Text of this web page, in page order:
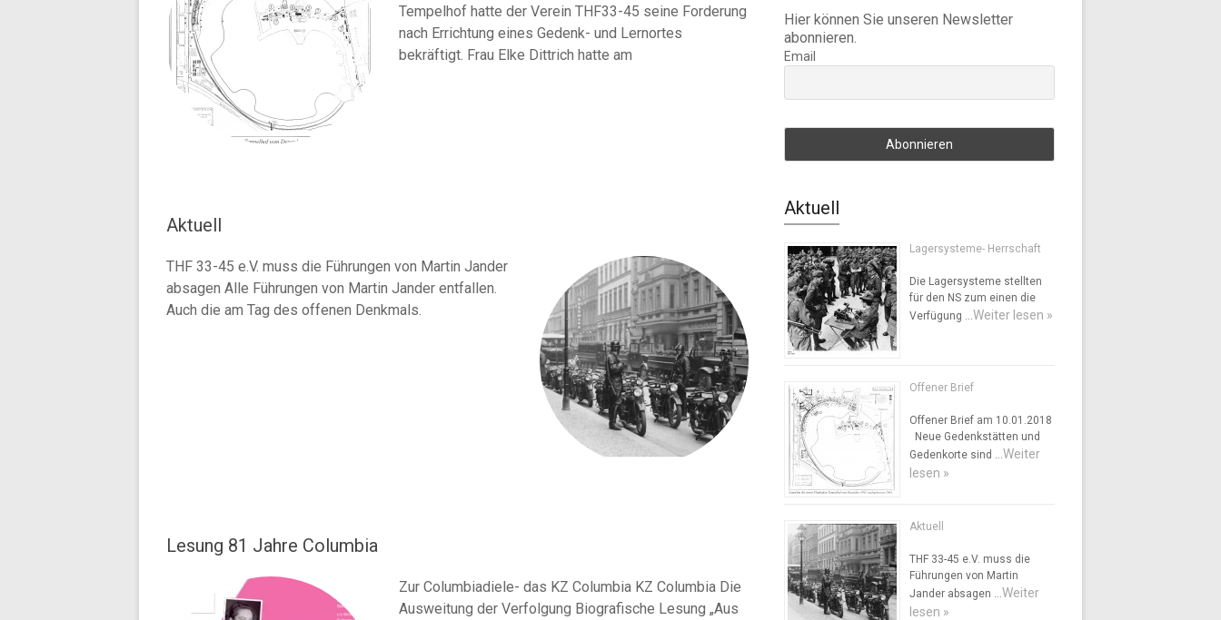
Tempelhof hatte der Verein THF33-45 seine Forderung
nach Errichtung eines Gedenk- und Lernortes
bekräftigt. Frau Elke Dittrich hatte am
Aktuell
THF 33-45 e.V. muss die Führungen von Martin Jander
absagen Alle Führungen von Martin Jander entfallen.
Auch die am Tag des offenen Denkmals.
Lesung 81 Jahre Columbia
Zur Columbiadiele- das KZ Columbia KZ Columbia Die
Ausweitung der Verfolgung Biografische Lesung „Aus
Hier können Sie unseren Newsletter
abonnieren.
Email
Aktuell
Lagersysteme- Herrschaft
Die Lagersysteme stellten
für den NS zum einen die
Verfügung … Weiter lesen »
Offener Brief
Offener Brief am 10.01.2018
Neue Gedenkstätten und
Gedenkorte sind … Weiter
lesen »
Aktuell
THF 33-45 e.V. muss die
Führungen von Martin
Jander absagen … Weiter
lesen »